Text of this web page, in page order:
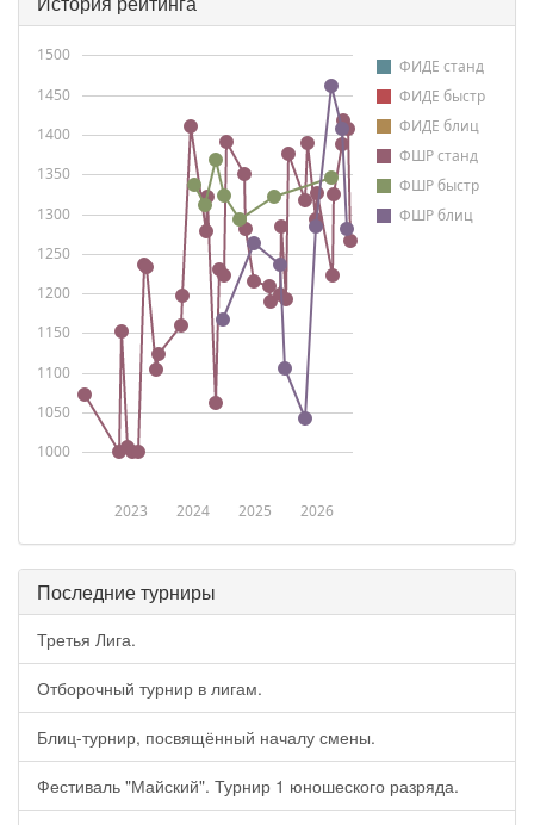
ФИДЕ станд
ФИДЕ быстр
ФИДЕ блиц
ФШР станд
ФШР быстр
ФШР блиц
2023 2024 2025 2026
1000
1050
1100
1150
1200
1250
1300
1350
1400
1450
1500
Последние турниры
Третья Лига.
Отборочный турнир в лигам.
Блиц-турнир, посвящённый началу смены.
Фестиваль "Майский". Турнир 1 юношеского разряда.